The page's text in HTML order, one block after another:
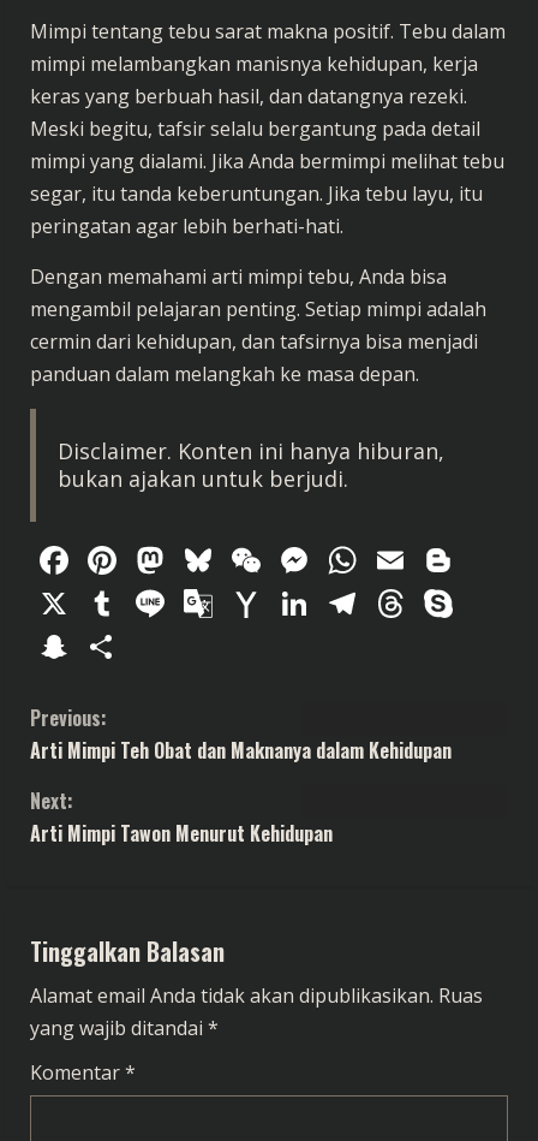
Mimpi tentang tebu sarat makna positif. Tebu dalam
mimpi melambangkan manisnya kehidupan, kerja
keras yang berbuah hasil, dan datangnya rezeki.
Meski begitu, tafsir selalu bergantung pada detail
mimpi yang dialami. Jika Anda bermimpi melihat tebu
segar, itu tanda keberuntungan. Jika tebu layu, itu
peringatan agar lebih berhati-hati.
Dengan memahami arti mimpi tebu, Anda bisa
mengambil pelajaran penting. Setiap mimpi adalah
cermin dari kehidupan, dan tafsirnya bisa menjadi
panduan dalam melangkah ke masa depan.
Disclaimer. Konten ini hanya hiburan,
bukan ajakan untuk berjudi.
Facebook
Pinterest
Mastodon
Bluesky
WeChat
Messenger
Email
X
Tumblr
LineGoogle
YahooLinkedIn
Telegram
Snapchat
C
o
n
i
n
u
e
Previous:
Arti Mimpi Teh Obat dan Maknanya dalam Kehidupan
Next:
Arti Mimpi Tawon Menurut Kehidupan
Tinggalkan Balasan
Alamat email Anda tidak akan dipublikasikan. Ruas
yang wajib ditandai *
Komentar*